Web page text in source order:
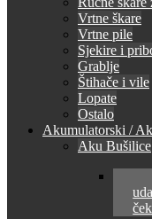
Vrtne škare
Vrtne pile
Sjekire i
Grablje
Štihače i vile
Lopate
Ostalo
Akumulatorski /
Aku Bušilice